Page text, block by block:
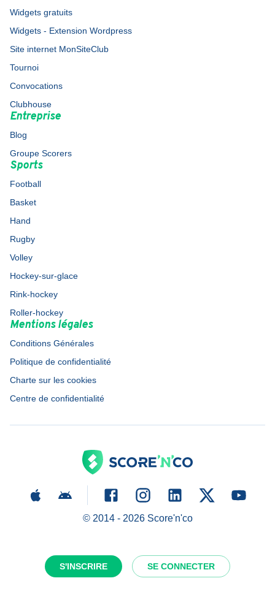
S'INSCRIRE SE CONNECTER
Widgets gratuits
Widgets - Extension Wordpress
Site internet MonSiteClub
Tournoi
Convocations
Clubhouse
Entreprise
Blog
Groupe Scorers
Sports
Football
Basket
Hand
Rugby
Volley
Hockey-sur-glace
Rink-hockey
Roller-hockey
Mentions légales
Conditions Générales
Politique de confidentialité
Charte sur les cookies
Centre de confidentialité
© 2014 - 2026Score'n'co